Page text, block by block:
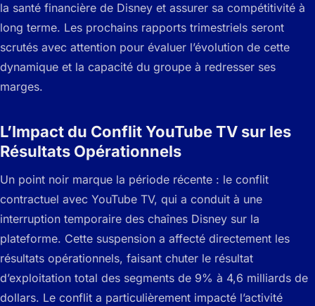
la santé financière de Disney et assurer sa compétitivité à
long terme. Les prochains rapports trimestriels seront
scrutés avec attention pour évaluer l’évolution de cette
dynamique et la capacité du groupe à redresser ses
marges.
L’Impact du Conflit YouTube TV sur les
Résultats Opérationnels
Un point noir marque la période récente : le conflit
contractuel avec YouTube TV, qui a conduit à une
interruption temporaire des chaînes Disney sur la
plateforme. Cette suspension a affecté directement les
résultats opérationnels, faisant chuter le résultat
d’exploitation total des segments de 9% à 4,6 milliards de
dollars. Le conflit a particulièrement impacté l’activité